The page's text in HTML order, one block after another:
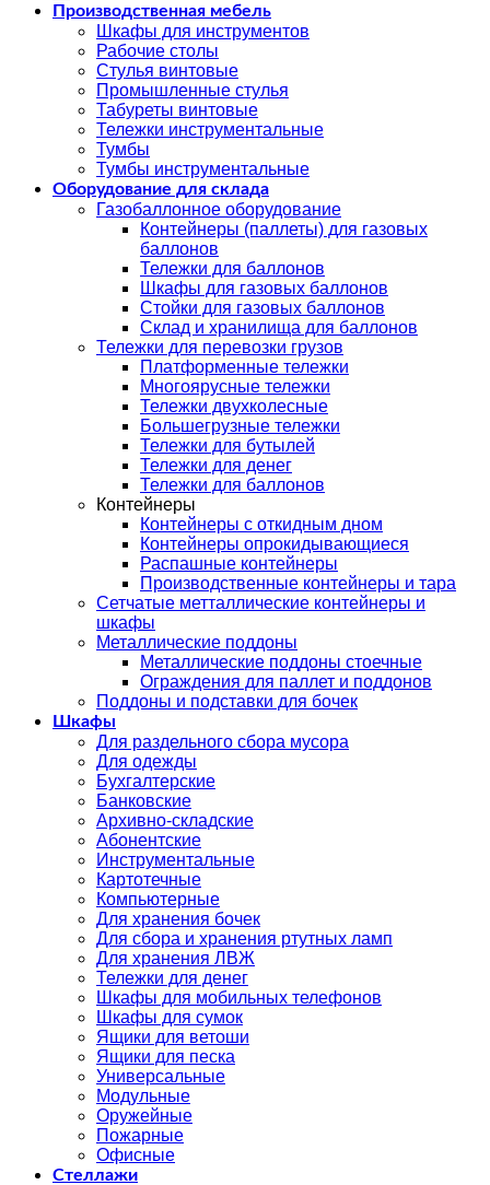
Производственная мебель
Шкафы для инструментов
Рабочие столы
Стулья винтовые
Промышленные стулья
Табуреты винтовые
Тележки инструментальные
Тумбы
Тумбы инструментальные
Оборудование для склада
Газобаллонное оборудование
Контейнеры (паллеты) для газовых
баллонов
Тележки для баллонов
Шкафы для газовых баллонов
Стойки для газовых баллонов
Склад и хранилища для баллонов
Тележки для перевозки грузов
Платформенные тележки
Многоярусные тележки
Тележки двухколесные
Большегрузные тележки
Тележки для бутылей
Тележки для денег
Тележки для баллонов
Контейнеры
Контейнеры с откидным дном
Контейнеры опрокидывающиеся
Распашные контейнеры
Производственные контейнеры и тара
Сетчатые метталлические контейнеры и
шкафы
Металлические поддоны
Металлические поддоны стоечные
Ограждения для паллет и поддонов
Поддоны и подставки для бочек
Шкафы
Для раздельного сбора мусора
Для одежды
Бухгалтерские
Банковские
Архивно-складские
Абонентские
Инструментальные
Картотечные
Компьютерные
Для хранения бочек
Для сбора и хранения ртутных ламп
Для хранения ЛВЖ
Тележки для денег
Шкафы для мобильных телефонов
Шкафы для сумок
Ящики для ветоши
Ящики для песка
Универсальные
Модульные
Оружейные
Пожарные
Офисные
Стеллажи